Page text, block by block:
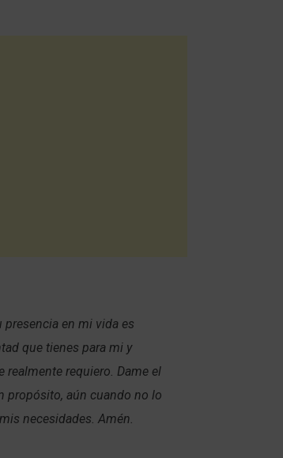
presencia en mi vida es
que tienes para mi y
requiero. Dame el
propósito, aún cuando no lo
necesidades. Amén.